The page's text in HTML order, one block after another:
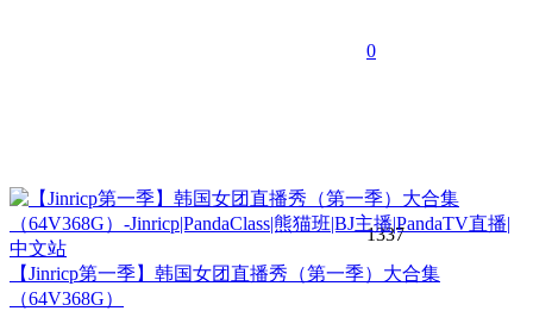
0
1337
【Jinricp第一季】韩国女团直播秀（第一季）大合集
（64V368G）